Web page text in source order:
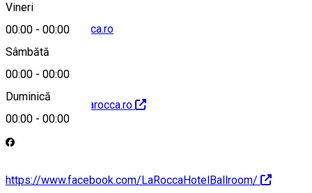
Vineri
00:00 - 00:00
Sâmbătă
00:00 - 00:00
Duminică
00:00 - 00:00
office@hotellarocca.ro
http://www.hotellarocca.ro
https://www.facebook.com/LaRoccaHotelBallroom/